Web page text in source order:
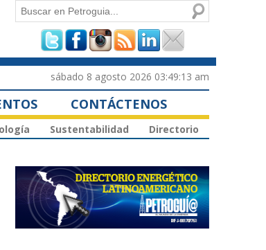
Formulario de
búsqueda
Buscar
sábado 8 agosto 2026 03:49:13 am
CONTÁCTENOS
Sustentabilidad Directorio